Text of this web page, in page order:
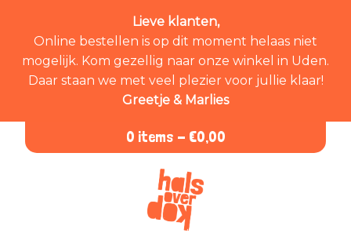
Lieve klanten,
Online bestellen is op dit moment helaas niet
mogelijk. Kom gezellig naar onze winkel in Uden.
Daar staan we met veel plezier voor jullie klaar!
Greetje & Marlies
0 items - €0,00